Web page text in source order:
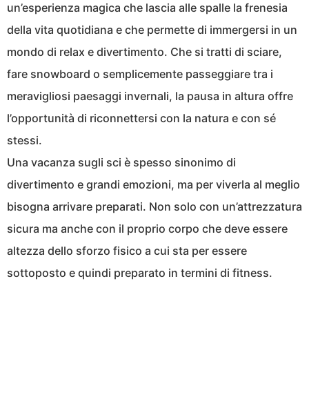
un’esperienza magica che lascia alle spalle la frenesia
della vita quotidiana e che permette di immergersi in un
mondo di relax e divertimento. Che si tratti di sciare,
fare snowboard o semplicemente passeggiare tra i
meravigliosi paesaggi invernali, la pausa in altura offre
l’opportunità di riconnettersi con la natura e con sé
stessi.
Una vacanza sugli sci è spesso sinonimo di
divertimento e grandi emozioni, ma per viverla al meglio
bisogna arrivare preparati. Non solo con un’attrezzatura
sicura ma anche con il proprio corpo che deve essere
altezza dello sforzo fisico a cui sta per essere
sottoposto e quindi preparato in termini di fitness.